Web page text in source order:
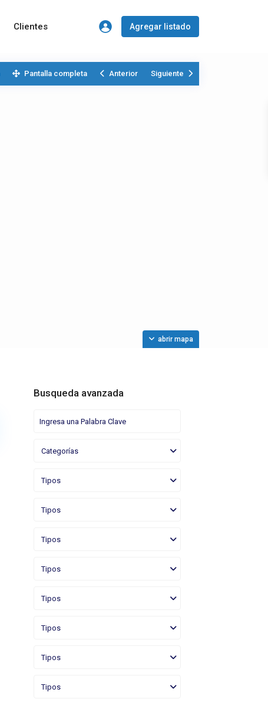
Clientes Agregar listado
abrir mapa
Pantalla completa Anterior Siguiente
Busqueda avanzada
Categorías
Tipos
Tipos
Tipos
Tipos
Tipos
Tipos
Tipos
Tipos